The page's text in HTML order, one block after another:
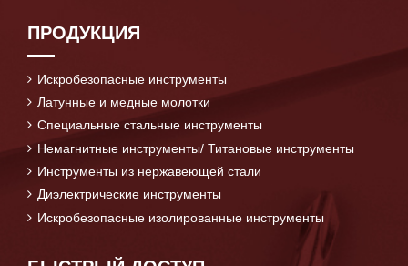
ПРОДУКЦИЯ
Искробезопасные инструменты
Латунные и медные молотки
Специальные стальные инструменты
Немагнитные инструменты/ Титановые инструменты
Инструменты из нержавеющей стали
Диэлектрические инструменты
Искробезопасные изолированные инструменты